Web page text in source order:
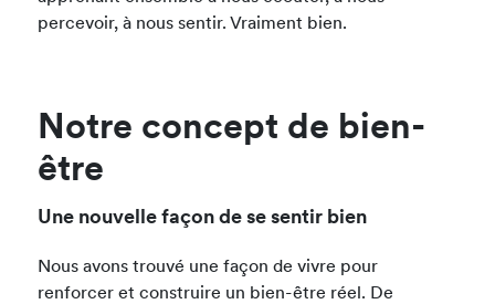
percevoir, à nous sentir. Vraiment bien.
Notre concept de bien-
être
Une nouvelle façon de se sentir bien
Nous avons trouvé une façon de vivre pour
renforcer et construire un bien-être réel. De